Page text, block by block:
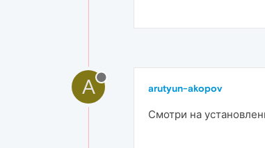
A arutyun-akopov
Смотри на